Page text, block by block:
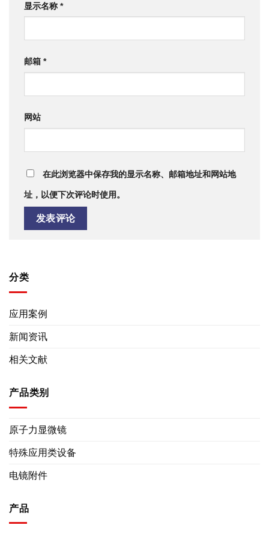
分类
应用案例
新闻资讯
相关文献
产品类别
原子力显微镜
特殊应用类设备
电镜附件
产品
显示名称*
邮箱 *
网站
在此浏览器中保存我的显示名称、邮箱地址和网站地
址，以便下次评论时使用。